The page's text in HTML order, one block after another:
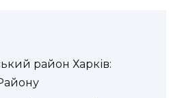
район Харків: